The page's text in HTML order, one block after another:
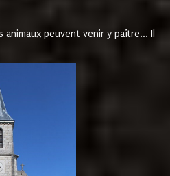
peuvent venir y paître... Il